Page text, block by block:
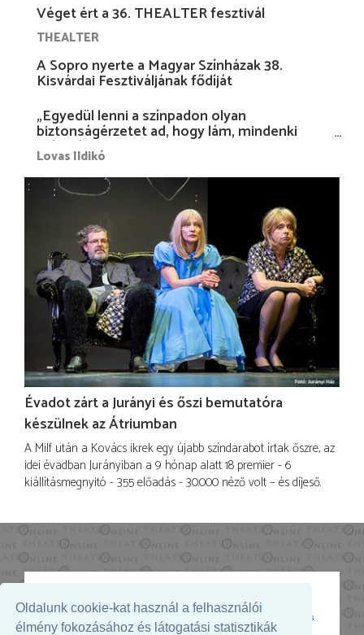
Oldalunk cookie-kat használ a felhasználói
élmény fokozásához és látogatási statisztikák
Véget ért a 36. THEALTER fesztivál
THEALTER
A Sopro nyerte a Magyar Színházak 38.
Kisvárdai Fesztiváljának fődíját
„Egyedül lenni a színpadon olyan
biztonságérzetet ad, hogy lám, mindenki
más nélkül is megvagyok magammal…”
Lovas Ildikó
Évadot zárt a Jurányi és őszi bemutatóra
készülnek az Átriumban
A Milf után a Kovács ikrek egy újabb színdarabot írtak őszre, az
idei évadban Jurányiban a 9 hónap alatt 18 premier - 6
kiállításmegnyitó - 355 előadás - 30.000 néző volt – és díjeső.
Az oldal megjelenését támogatja: